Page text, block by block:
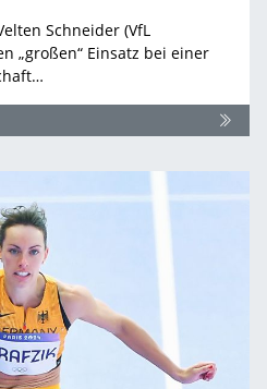
Schneider (VfL
„großen“ Einsatz bei einer